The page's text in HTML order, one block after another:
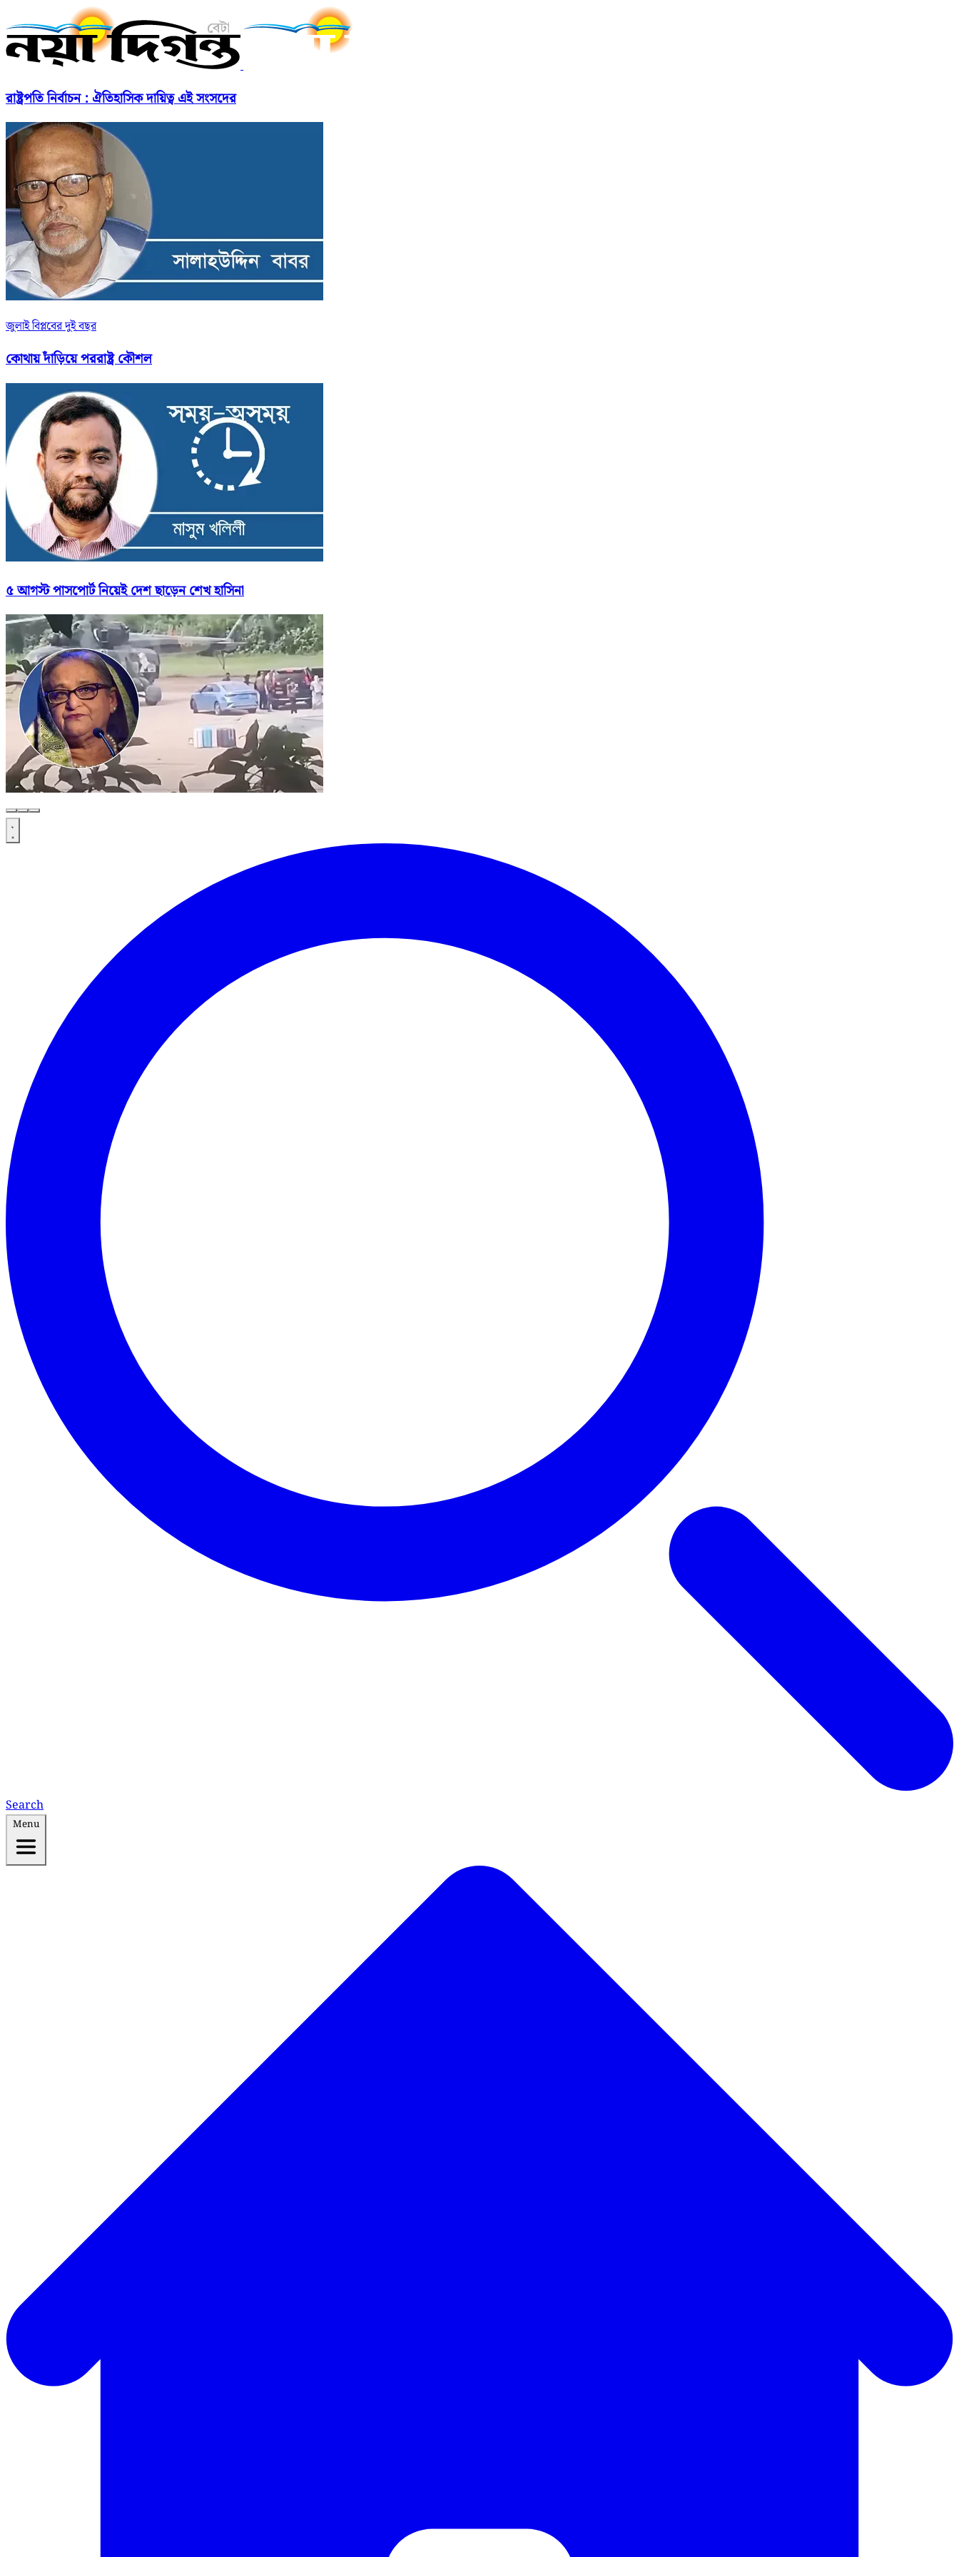
রাষ্ট্রপতি নির্বাচন : ঐতিহাসিক দায়িত্ব এই সংসদের
জুলাই বিপ্লবের দুই বছর
কোথায় দাঁড়িয়ে পররাষ্ট্র কৌশল
৫ আগস্ট পাসপোর্ট নিয়েই দেশ ছাড়েন শেখ হাসিনা
Search
Menu